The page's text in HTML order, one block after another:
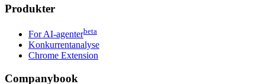
Produkter
For AI-agenterbeta
Konkurrentanalyse
Chrome Extension
Companybook